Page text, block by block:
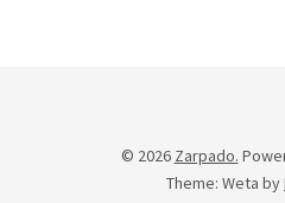
© 2026 Zarpado.
Theme: Weta by